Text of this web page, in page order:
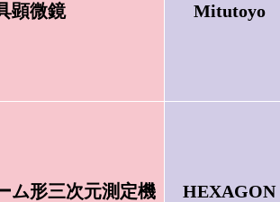
顕微鏡 Mitutoyo
ム形三次元測定機 HEXAGON